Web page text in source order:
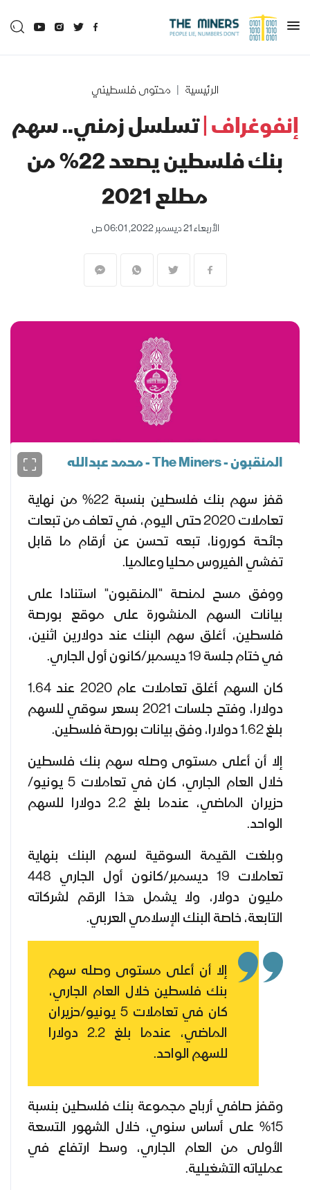
الرئيسية محتوى فلسطيني
إنفوغراف |تسلسل زمني.. سهم
بنك فلسطين يصعد 22% من
مطلع 2021
الأربعاء 21 ديسمبر 2022, 06:01 ص
المنقبون - The Miners - محمد عبدالله
قفز سهم بنك فلسطين بنسبة 22% من نهاية
تعاملات 2020 حتى اليوم، في تعاف من تبعات
جائحة كورونا، تبعه تحسن عن أرقام ما قابل
تفشي الفيروس محليا وعالميا.
ووفق مسح لمنصة "المنقبون" استنادا على
بيانات السهم المنشورة على موقع بورصة
فلسطين، أغلق سهم البنك عند دولارين اثنين،
في ختام جلسة 19 ديسمبر/كانون أول الجاري.
كان السهم أغلق تعاملات عام 2020 عند 1.64
دولارا، وفتح جلسات 2021 بسعر سوقي للسهم
بلغ 1.62 دولارا، وفق بيانات بورصة فلسطين.
إلا أن أعلى مستوى وصله سهم بنك فلسطين
خلال العام الجاري، كان في تعاملات 5 يونيو/
حزيران الماضي، عندما بلغ 2.2 دولارا للسهم
الواحد.
وبلغت القيمة السوقية لسهم البنك بنهاية
تعاملات 19 ديسمبر/كانون أول الجاري 448
مليون دولار، ولا يشمل هذا الرقم لشركاته
التابعة، خاصة البنك الإسلامي العربي.
إلا أن أعلى مستوى وصله سهم
بنك فلسطين خلال العام الجاري،
كان في تعاملات 5 يونيو/حزيران
الماضي، عندما بلغ 2.2 دولارا
للسهم الواحد.
وقفز صافي أرباح مجموعة بنك فلسطين بنسبة
15% على أساس سنوي، خلال الشهور التسعة
الأولى من العام الجاري، وسط ارتفاع في
عملياته التشغيلية.